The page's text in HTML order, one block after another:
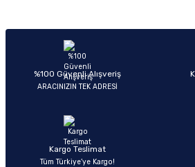
Ürün hakkında henüz soru
%100 Güvenli Alışveriş
ARACINIZIN TEK ADRESİ
Kargo Teslimat
Tüm Türkiye’ye Kargo!